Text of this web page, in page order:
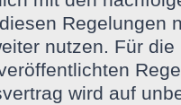
Regelungen
nutzen. Für
wird auf